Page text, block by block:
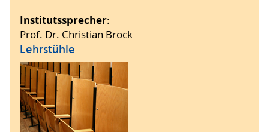
Institutssprecher:
Prof. Dr. Christian Brock
Lehrstühle